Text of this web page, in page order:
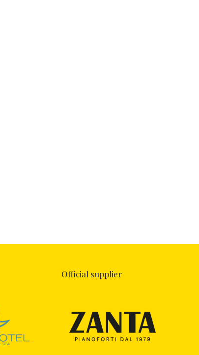
Official supplier